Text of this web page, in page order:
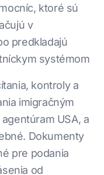
ktoré sú
v
predkladajú
systémom
kontroly a
imigračným
USA, a
Dokumenty
pre podania
od